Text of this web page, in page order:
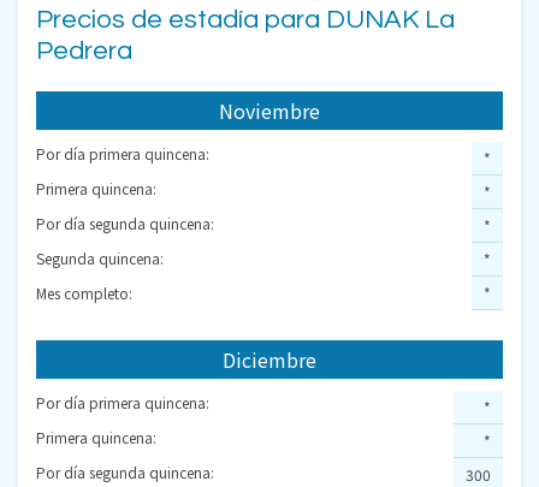
Precios de estadía para DUNAK La
Pedrera
Noviembre
Por día primera quincena:
Primera quincena:
Por día segunda quincena:
Segunda quincena:
Mes completo:
*
*
*
*
*
Diciembre
Por día primera quincena:
Primera quincena:
Por día segunda quincena:
*
*
300